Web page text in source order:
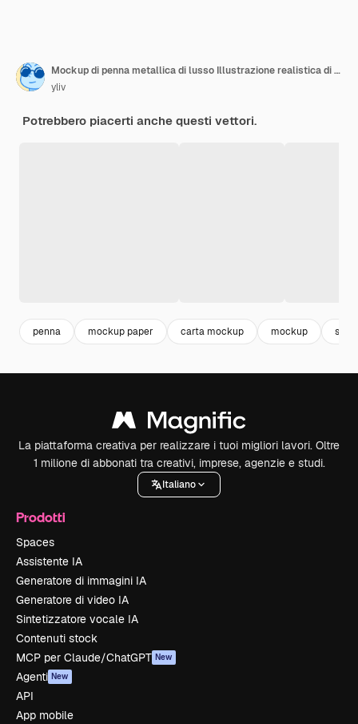
Mockup di penna metallica di lusso Illustrazione realistica di un mockup vettoriale di penna metallica di lusso per il web
yliv
Potrebbero piacerti anche questi vettori.
penna mockup paper carta mockup mockup
La piattaforma creativa per realizzare i tuoi migliori lavori. Oltre
1 milione di abbonati tra creativi, imprese, agenzie e studi.
Italiano
Prodotti
Spaces
Assistente IA
Generatore di immagini IA
Generatore di video IA
Sintetizzatore vocale IA
Contenuti stock
MCP per Claude/ChatGPT New
Agenti New
API
App mobile